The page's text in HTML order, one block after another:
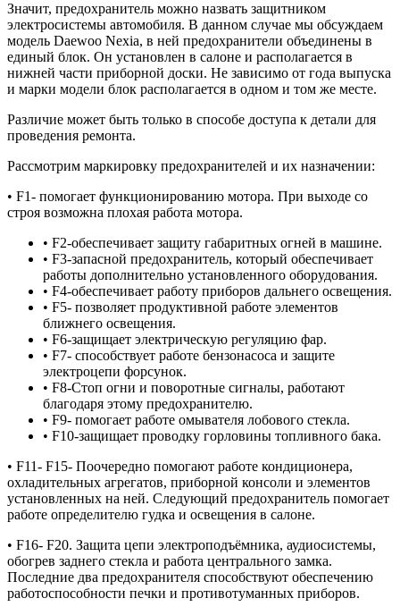
Значит, предохранитель можно назвать защитником
электросистемы автомобиля. В данном случае мы обсуждаем
модель Daewoo Nexia, в ней предохранители объединены в
единый блок. Он установлен в салоне и располагается в
нижней части приборной доски. Не зависимо от года выпуска
и марки модели блок располагается в одном и том же месте.
Различие может быть только в способе доступа к детали для
проведения ремонта.
Рассмотрим маркировку предохранителей и их назначении:
• F1- помогает функционированию мотора. При выходе со
строя возможна плохая работа мотора.
• F2-обеспечивает защиту габаритных огней в машине.
• F3-запасной предохранитель, который обеспечивает
работы дополнительно установленного оборудования.
• F4-обеспечивает работу приборов дальнего освещения.
• F5- позволяет продуктивной работе элементов
ближнего освещения.
• F6-защищает электрическую регуляцию фар.
• F7- способствует работе бензонасоса и защите
электроцепи форсунок.
• F8-Стоп огни и поворотные сигналы, работают
благодаря этому предохранителю.
• F9- помогает работе омывателя лобового стекла.
• F10-защищает проводку горловины топливного бака.
• F11- F15- Поочередно помогают работе кондиционера,
охладительных агрегатов, приборной консоли и элементов
установленных на ней. Следующий предохранитель помогает
работе определителю гудка и освещения в салоне.
• F16- F20. Защита цепи электроподъёмника, аудиосистемы,
обогрев заднего стекла и работа центрального замка.
Последние два предохранителя способствуют обеспечению
работоспособности печки и противотуманных приборов.